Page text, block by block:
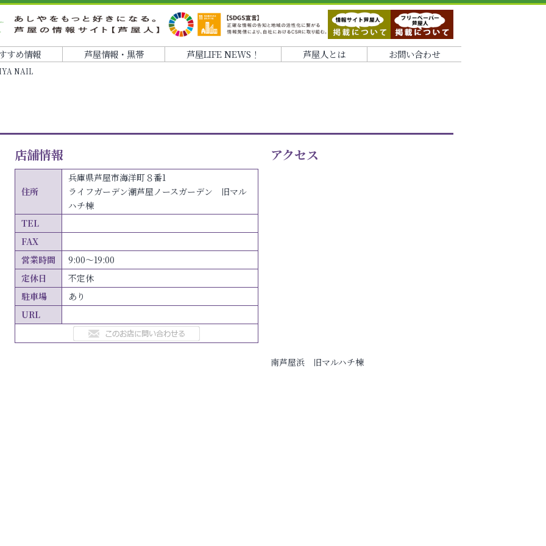
すめ情報 芦屋情報・黒帯 芦屋LIFE NEWS！ 芦屋人とは お問い合わせ
NAIL
店舗情報
住所
兵庫県芦屋市海洋町８番1
ライフガーデン潮芦屋ノースガーデン 旧マル
ハチ棟
TEL
FAX
営業時間
9:00～19:00
定休日
不定休
駐車場
あり
URL
アクセス
南芦屋浜 旧マルハチ棟